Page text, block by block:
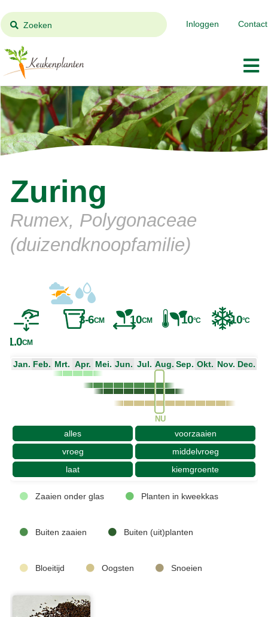
Contact
Inloggen
Zoeken
Zuring
Rumex, Polygonaceae
(duizendknoopfamilie)
°C
-10
°C
10
CM
10
CM
3-6
CM
1.0
Jan. Feb. Mrt. Apr. Mei. Jun. Jul. Aug. Sep. Okt. Nov. Dec.
NU
alles
voorzaaien
vroeg
middelvroeg
laat
kiemgroente
Zaaien onder glas Planten in kweekkas
Buiten zaaien Buiten (uit)planten
Bloeitijd Oogsten Snoeien